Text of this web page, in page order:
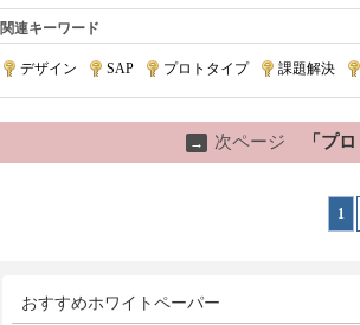
関連キーワード
デザイン SAP プロトタイプ| 課題解決
→ 次ページ 「プ
1
おすすめホワイトペーパー